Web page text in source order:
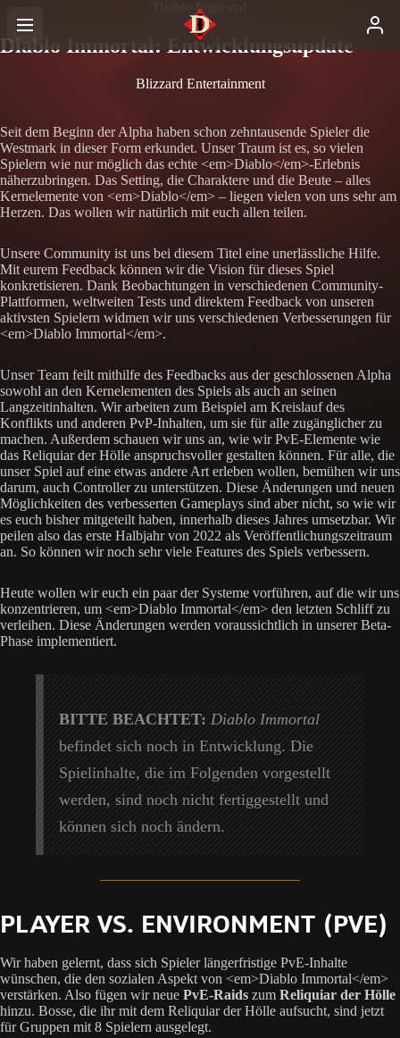
Diablo Immortal
Diablo Immortal: Entwicklungsupdate
Blizzard Entertainment
Seit dem Beginn der Alpha haben schon zehntausende Spieler die
Westmark in dieser Form erkundet. Unser Traum ist es, so vielen
Spielern wie nur möglich das echte <em>Diablo</em>-Erlebnis
näherzubringen. Das Setting, die Charaktere und die Beute – alles
Kernelemente von <em>Diablo</em> – liegen vielen von uns sehr am
Herzen. Das wollen wir natürlich mit euch allen teilen.
Unsere Community ist uns bei diesem Titel eine unerlässliche Hilfe.
Mit eurem Feedback können wir die Vision für dieses Spiel
konkretisieren. Dank Beobachtungen in verschiedenen Community-
Plattformen, weltweiten Tests und direktem Feedback von unseren
aktivsten Spielern widmen wir uns verschiedenen Verbesserungen für
<em>Diablo Immortal</em>.
Unser Team feilt mithilfe des Feedbacks aus der geschlossenen Alpha
sowohl an den Kernelementen des Spiels als auch an seinen
Langzeitinhalten. Wir arbeiten zum Beispiel am Kreislauf des
Konflikts und anderen PvP-Inhalten, um sie für alle zugänglicher zu
machen. Außerdem schauen wir uns an, wie wir PvE-Elemente wie
das Reliquiar der Hölle anspruchsvoller gestalten können. Für alle, die
unser Spiel auf eine etwas andere Art erleben wollen, bemühen wir uns
darum, auch Controller zu unterstützen. Diese Änderungen und neuen
Möglichkeiten des verbesserten Gameplays sind aber nicht, so wie wir
es euch bisher mitgeteilt haben, innerhalb dieses Jahres umsetzbar. Wir
peilen also das erste Halbjahr von 2022 als Veröffentlichungszeitraum
an. So können wir noch sehr viele Features des Spiels verbessern.
Heute wollen wir euch ein paar der Systeme vorführen, auf die wir uns
konzentrieren, um <em>Diablo Immortal</em> den letzten Schliff zu
verleihen. Diese Änderungen werden voraussichtlich in unserer Beta-
Phase implementiert.
BITTE BEACHTET: Diablo Immortal
befindet sich noch in Entwicklung. Die
Spielinhalte, die im Folgenden vorgestellt
werden, sind noch nicht fertiggestellt und
können sich noch ändern.
PLAYER VS. ENVIRONMENT (PVE)
Wir haben gelernt, dass sich Spieler längerfristige PvE-Inhalte
wünschen, die den sozialen Aspekt von <em>Diablo Immortal</em>
verstärken. Also fügen wir neue PvE-Raids zum Reliquiar der Hölle
hinzu. Bosse, die ihr mit dem Reliquiar der Hölle aufsucht, sind jetzt
für Gruppen mit 8 Spielern ausgelegt.